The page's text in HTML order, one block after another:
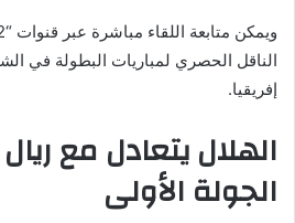
الناقل الحصري لمباريات البطولة في
إفريقيا.
الهلال يتعادل مع
الجولة الأولى